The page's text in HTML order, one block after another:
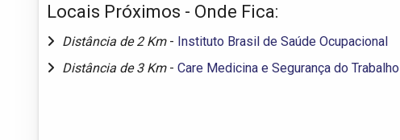
Locais Próximos - Onde Fica:
Distância de 2 Km - Instituto Brasil de Saúde Ocupacional
Distância de 3 Km - Care Medicina e Segurança do Trabalho